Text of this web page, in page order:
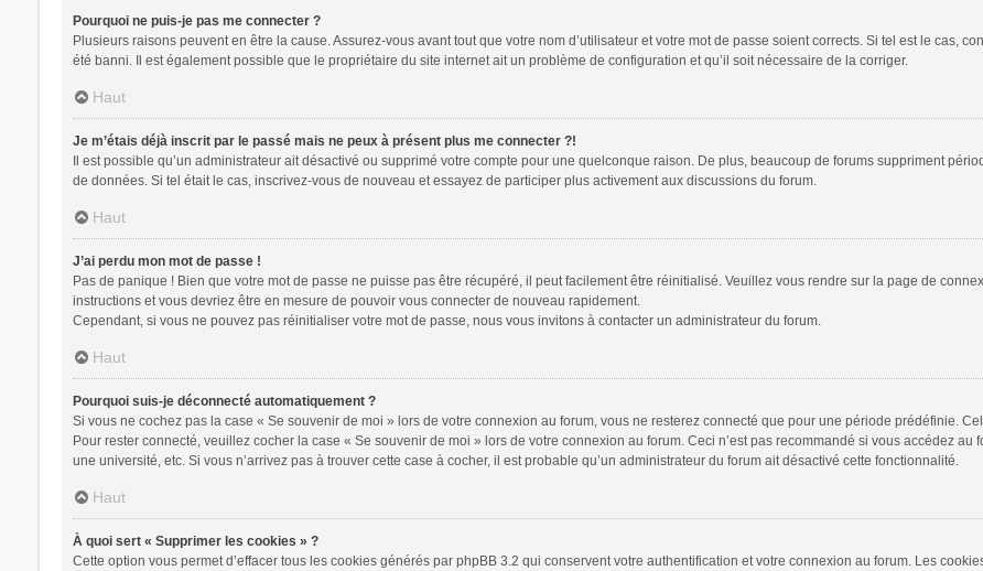
Pourquoi ne puis-je pas me connecter ?
Plusieurs raisons peuvent en être la cause. Assurez-vous avant tout que votre nom d’utilisateur et votre mot de passe soient corrects. Si tel est le cas,
été banni. Il est également possible que le propriétaire du site internet ait un problème de configuration et qu’il soit nécessaire de la corriger.
Haut
Je m’étais déjà inscrit par le passé mais ne peux à présent plus me connecter ?!
Il est possible qu’un administrateur ait désactivé ou supprimé votre compte pour une quelconque raison. De plus, beaucoup de forums suppriment
de données. Si tel était le cas, inscrivez-vous de nouveau et essayez de participer plus activement aux discussions du forum.
Haut
J’ai perdu mon mot de passe !
Pas de panique ! Bien que votre mot de passe ne puisse pas être récupéré, il peut facilement être réinitialisé. Veuillez vous rendre sur la page de
instructions et vous devriez être en mesure de pouvoir vous connecter de nouveau rapidement.
Cependant, si vous ne pouvez pas réinitialiser votre mot de passe, nous vous invitons à contacter un administrateur du forum.
Haut
Pourquoi suis-je déconnecté automatiquement ?
Si vous ne cochez pas la case « Se souvenir de moi » lors de votre connexion au forum, vous ne resterez connecté que pour une période prédéfinie.
Pour rester connecté, veuillez cocher la case « Se souvenir de moi » lors de votre connexion au forum. Ceci n’est pas recommandé si vous accédez
une université, etc. Si vous n’arrivez pas à trouver cette case à cocher, il est probable qu’un administrateur du forum ait désactivé cette fonctionnalité.
Haut
À quoi sert « Supprimer les cookies » ?
Cette option vous permet d’effacer tous les cookies générés par phpBB 3.2 qui conservent votre authentification et votre connexion au forum. Les